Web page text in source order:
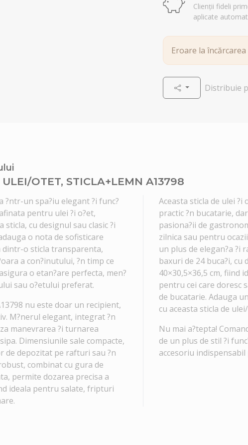
Clienții fideli
aplicate
Eroare la
Distribuie
OTET, STICLA+LEMN A13798
un spa?iu elegant ?i func?
pentru ulei ?i o?et,
sticla, cu designul sau clasic ?i
o nota de sofisticare
dintr-o sticla transparenta,
a con?inutului, ?n timp ce
o etan?are perfecta, men?
sau o?etului preferat.
nu este doar un recipient,
M?nerul elegant, integrat ?n
manevrarea ?i turnarea
Dimensiunile sale compacte,
de depozitat pe rafturi sau ?n
combinat cu gura de
permite dozarea precisa a
ideala pentru salate, fripturi
Aceasta sticla de ulei ?i
practic ?n bucatarie,
pasiona?ii de
zilnica sau pentru
un plus de elegan?a ?i
baxuri de 24 buca?i,
40×30,5×36,5 cm, fiind
pentru cei care doresc
de bucatarie. Adauga
cu aceasta sticla de
Nu mai a?tepta!
de un plus de stil ?i
accesoriu